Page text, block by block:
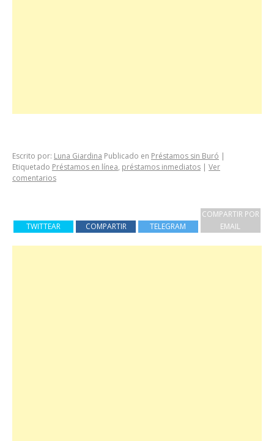
Escrito por: Luna Giardina Publicado en Préstamos sin Buró |
Etiquetado Préstamos en línea, préstamos inmediatos | Ver
comentarios
TWITTEAR COMPARTIR TELEGRAM
COMPARTIR POR
EMAIL